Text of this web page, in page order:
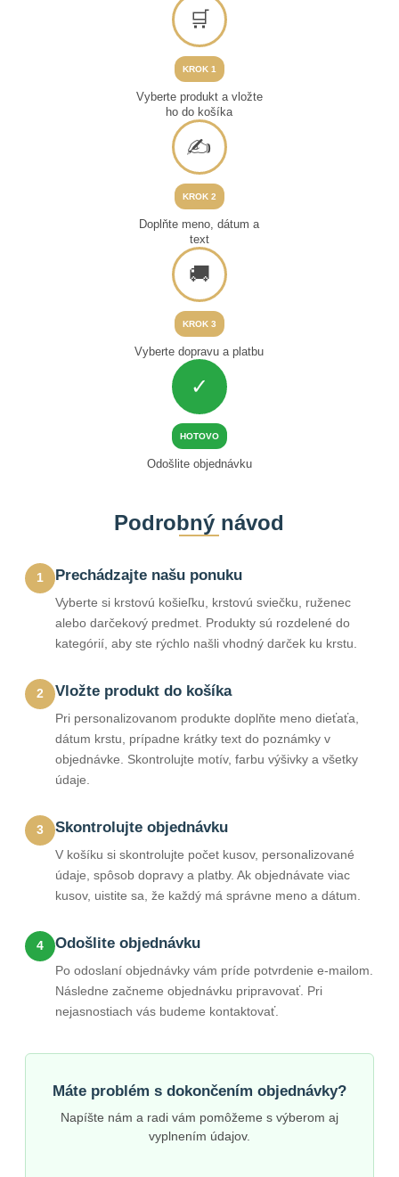
🛒
KROK 1
Vyberte produkt a vložte
ho do košíka
✍
KROK 2
Doplňte meno, dátum a
text
🚚
KROK 3
Vyberte dopravu a platbu
✓
HOTOVO
Odošlite objednávku
Podrobný návod
1 Prechádzajte našu ponuku
Vyberte si krstovú košieľku, krstovú sviečku, ruženec
alebo darčekový predmet. Produkty sú rozdelené do
kategórií, aby ste rýchlo našli vhodný darček ku krstu.
2 Vložte produkt do košíka
Pri personalizovanom produkte doplňte meno dieťaťa,
dátum krstu, prípadne krátky text do poznámky v
objednávke. Skontrolujte motív, farbu výšivky a všetky
údaje.
3 Skontrolujte objednávku
V košíku si skontrolujte počet kusov, personalizované
údaje, spôsob dopravy a platby. Ak objednávate viac
kusov, uistite sa, že každý má správne meno a dátum.
4 Odošlite objednávku
Po odoslaní objednávky vám príde potvrdenie e-mailom.
Následne začneme objednávku pripravovať. Pri
nejasnostiach vás budeme kontaktovať.
Máte problém s dokončením objednávky?
Napíšte nám a radi vám pomôžeme s výberom aj
vyplnením údajov.